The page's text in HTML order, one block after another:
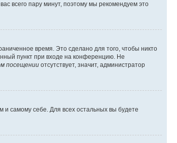
всего пару минут, поэтому мы рекомендуем это
время. Это сделано для того, чтобы никто
пункт при входе на конференцию. Не
посещении отсутствует, значит, администратор
самому себе. Для всех остальных вы будете